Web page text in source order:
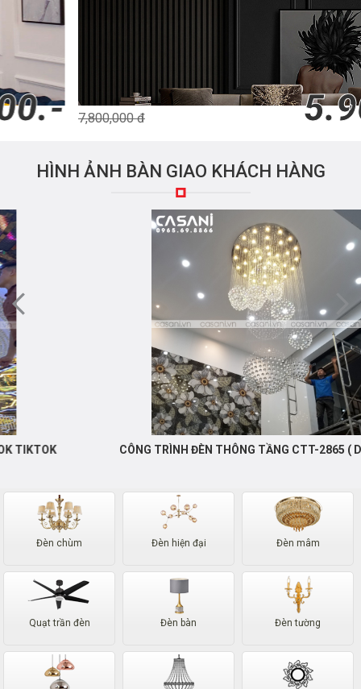
7,800,000 đ 5.900.-
HÌNH ẢNH BÀN GIAO KHÁCH HÀNG
CÔNG TRÌNH ĐÈN THÔNG TẦNG CTT-2865 ( D:150CM )
Đèn chùm Đèn hiện đại Đèn mâm
Quạt trần đèn Đèn bàn Đèn tường